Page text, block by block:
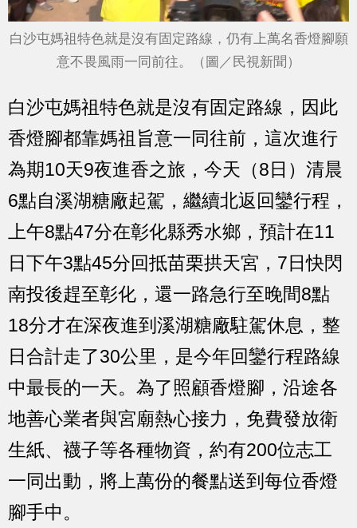
白沙屯媽祖特色就是沒有固定路線，仍有上萬名香燈腳願
意不畏風雨一同前往。（圖／民視新聞）
白沙屯媽祖特色就是沒有固定路線，因此
香燈腳都靠媽祖旨意一同往前，這次進行
為期10天9夜進香之旅，今天（8日）清晨
6點自溪湖糖廠起駕，繼續北返回鑾行程，
上午8點47分在彰化縣秀水鄉，預計在11
日下午3點45分回抵苗栗拱天宮，7日快閃
南投後趕至彰化，還一路急行至晚間8點
18分才在深夜進到溪湖糖廠駐駕休息，整
日合計走了30公里，是今年回鑾行程路線
中最長的一天。為了照顧香燈腳，沿途各
地善心業者與宮廟熱心接力，免費發放衛
生紙、襪子等各種物資，約有200位志工
一同出動，將上萬份的餐點送到每位香燈
腳手中。